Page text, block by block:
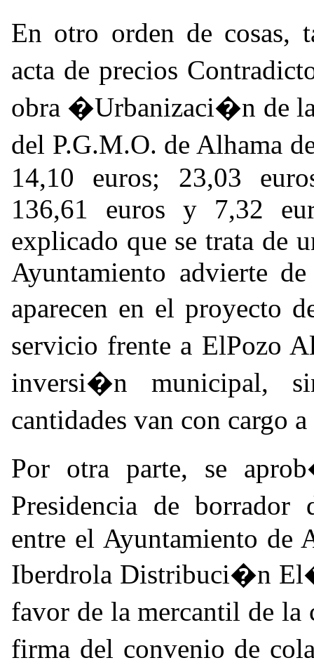
En otro orden de
acta de precios
obra �Urbanizaci�n de
del P.G.M.O. de Alhama
14,10 euros; 23,03
136,61 euros y 7,32
explicado que se trata de
Ayuntamiento advierte
aparecen en el proyecto
servicio frente a ElPozo
inversi�n municipal,
cantidades van con cargo
Por otra parte, se
Presidencia de
entre el Ayuntamiento de
Iberdrola Distribuci�n
favor de la mercantil de
firma del convenio de